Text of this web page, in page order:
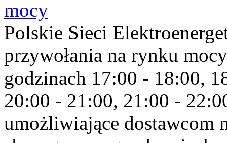
mocy
Polskie Sieci
przywołania na rynku
godzinach 17:00 - 18:00,
20:00 - 21:00, 21:00 -
umożliwiające dostawcom